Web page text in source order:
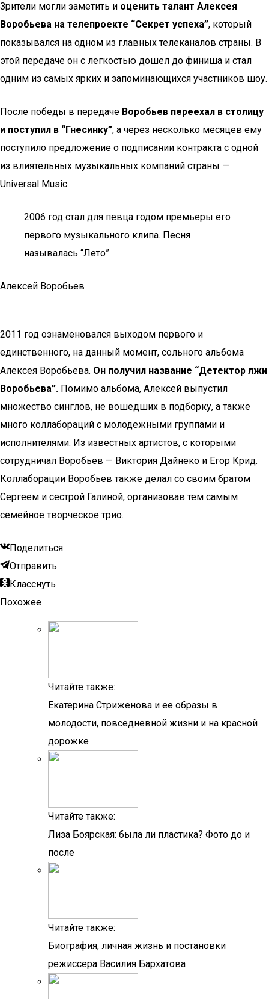
Зрители могли заметить и оценить талант Алексея
Воробьева на телепроекте “Секрет успеха”, который
показывался на одном из главных телеканалов страны. В
этой передаче он с легкостью дошел до финиша и стал
одним из самых ярких и запоминающихся участников шоу.
После победы в передаче Воробьев переехал в столицу
и поступил в “Гнесинку”, а через несколько месяцев ему
поступило предложение о подписании контракта с одной
из влиятельных музыкальных компаний страны —
Universal Music.
2006 год стал для певца годом премьеры его
первого музыкального клипа. Песня
называлась “Лето”.
Алексей Воробьев
2011 год ознаменовался выходом первого и
единственного, на данный момент, сольного альбома
Алексея Воробьева. Он получил название “Детектор лжи
Воробьева”. Помимо альбома, Алексей выпустил
множество синглов, не вошедших в подборку, а также
много коллабораций с молодежными группами и
исполнителями. Из известных артистов, с которыми
сотрудничал Воробьев — Виктория Дайнеко и Егор Крид.
Коллаборации Воробьев также делал со своим братом
Сергеем и сестрой Галиной, организовав тем самым
семейное творческое трио.
Поделиться
Отправить
Класснуть
Похожее
Читайте также:
Екатерина Стриженова и ее образы в
молодости, повседневной жизни и на красной
дорожке
Читайте также:
Лиза Боярская: была ли пластика? Фото до и
после
Читайте также:
Биография, личная жизнь и постановки
режиссера Василия Бархатова